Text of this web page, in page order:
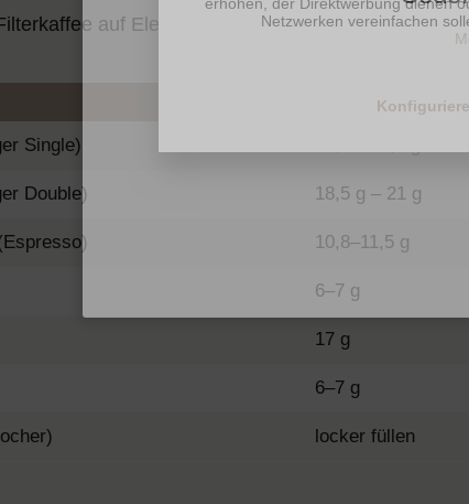
auf Eleganz setzen, wollen wir beim
Kaffeemenge
Single)
Double) 18,5 g – 21 g
10,8–11,5 g
6–7 g
17 g
6–7 g
locker füllen
Netzwerken vereinfachen
Versand in 24h ab
Geld